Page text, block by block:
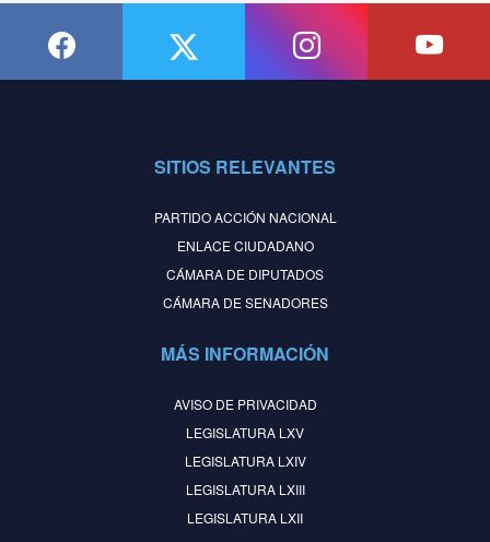
SITIOS RELEVANTES
PARTIDO ACCIÓN NACIONAL
ENLACE CIUDADANO
CÁMARA DE DIPUTADOS
CÁMARA DE SENADORES
MÁS INFORMACIÓN
AVISO DE PRIVACIDAD
LEGISLATURA LXV
LEGISLATURA LXIV
LEGISLATURA LXIII
LEGISLATURA LXII